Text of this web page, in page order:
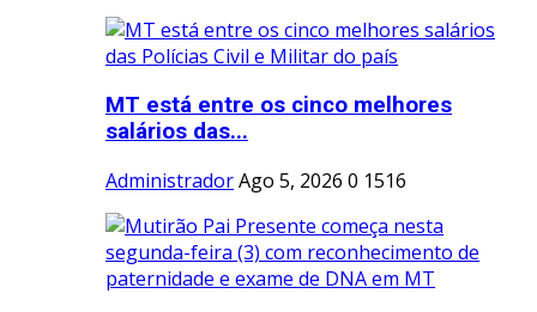
MT está entre os cinco melhores
salários das...
AdministradorAgo 5, 2026 0 1516